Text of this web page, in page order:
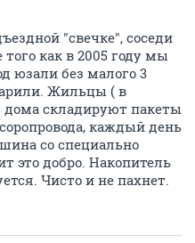
"свечке", соседи
как в 2005 году мы
юзали без малого 3
Жильцы ( в
складируют пакеты
каждый день
со специально
это добро. Накопитель
Чисто и не пахнет.